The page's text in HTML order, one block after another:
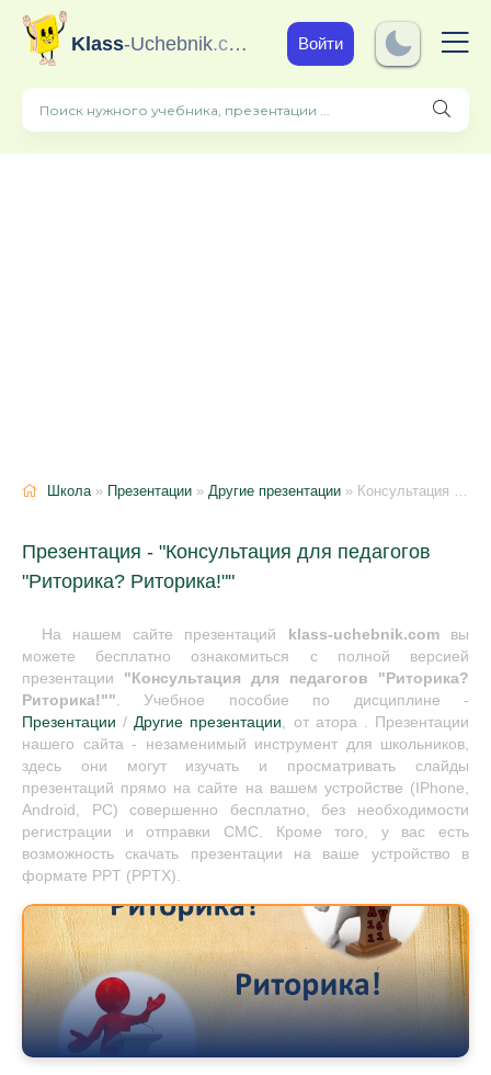
Klass-Uchebnik.com Войти
Школа» Презентации » Другие презентации » Консультация для педагогов "Риторика? Риторика!"
Презентация - "Консультация для педагогов
"Риторика? Риторика!""
На нашем сайте презентаций klass-uchebnik.comвы
можете бесплатно ознакомиться с полной версией
презентации "Консультация для педагогов "Риторика?
Риторика!"". Учебное пособие по дисциплине -
Презентации /Другие презентации, от атора . Презентации
нашего сайта - незаменимый инструмент для школьников,
здесь они могут изучать и просматривать слайды
презентаций прямо на сайте на вашем устройстве (IPhone,
Android, PC) совершенно бесплатно, без необходимости
регистрации и отправки СМС. Кроме того, у вас есть
возможность скачать презентации на ваше устройство в
формате PPT (PPTX).